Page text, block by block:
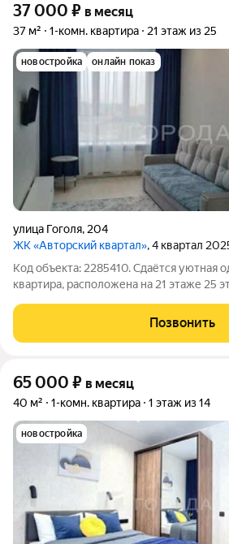
37 000 ₽ в месяц
37 м² 1-комн. квартира 21 этаж из 25
новостройка онлайн показ
улица Гоголя, 204
ЖК «Авторский квартал», 4 квартал
Код объекта: 2285410. Сдаётся уютная
квартира, расположена на 21 этаже 25
Дзержинский, ул. Гоголя, 204 О ДОМЕ:
подъезд. Хорошие спокойные соседи.
Позвонить
65 000 ₽ в месяц
40 м² 1-комн. квартира 1 этаж из 14
новостройка